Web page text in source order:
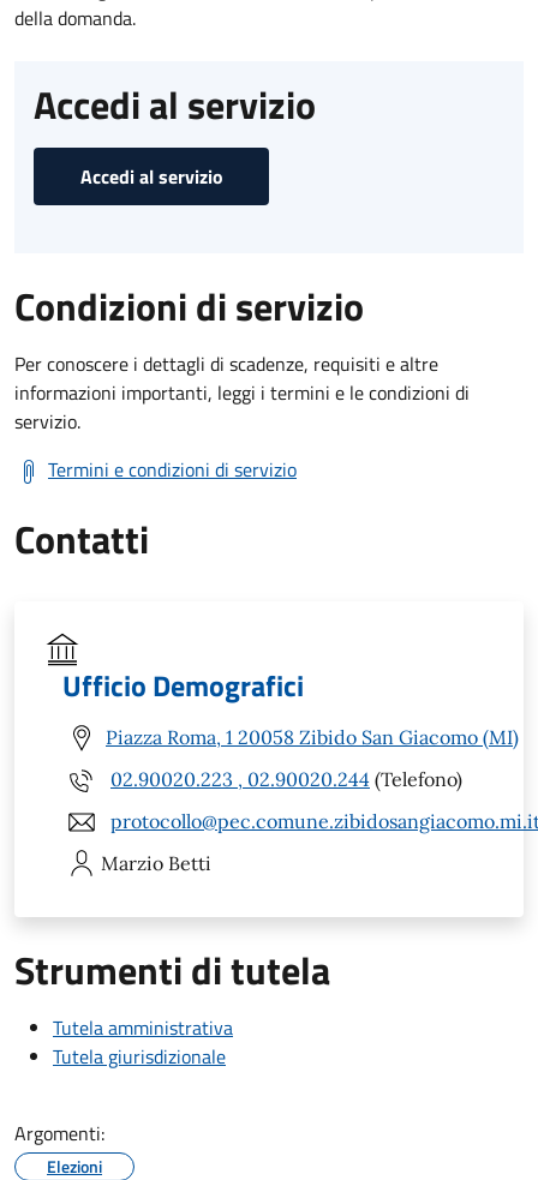
della domanda.
Accedi al servizio
Accedi al servizio
Condizioni di servizio
Per conoscere i dettagli di scadenze, requisiti e altre
informazioni importanti, leggi i termini e le condizioni di
servizio.
Termini e condizioni di servizio
Contatti
Ufficio Demografici
Piazza Roma, 1 20058 Zibido San Giacomo (MI)
02.90020.223 , 02.90020.244 (Telefono)
Marzio Betti
Strumenti di tutela
Tutela amministrativa
Tutela giurisdizionale
Argomenti:
Elezioni